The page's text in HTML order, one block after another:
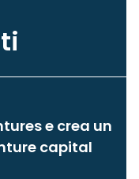
e crea un
capital